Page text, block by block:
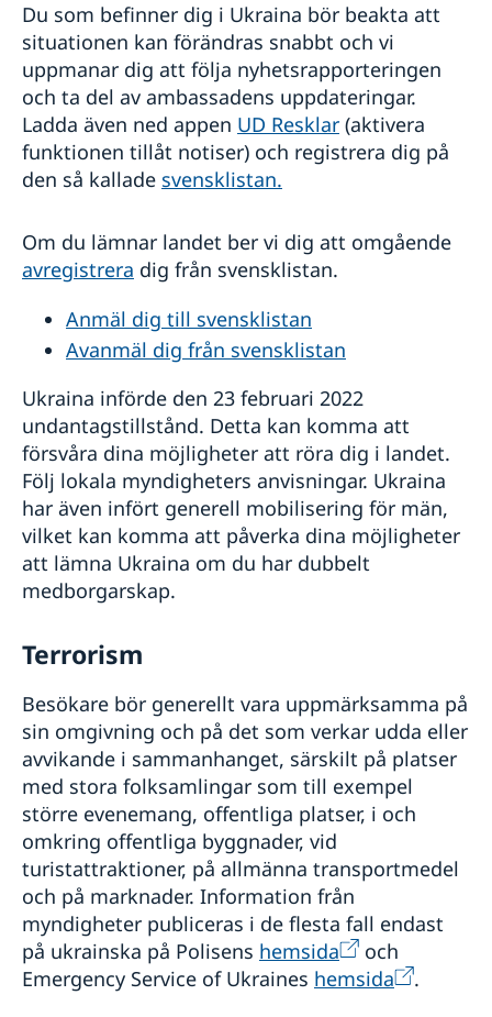
Du som befinner dig i Ukraina bör beakta att
situationen kan förändras snabbt och vi
uppmanar dig att följa nyhetsrapporteringen
och ta del av ambassadens uppdateringar.
Ladda även ned appen UD Resklar (aktivera
funktionen tillåt notiser) och registrera dig på
den så kallade svensklistan.
Om du lämnar landet ber vi dig att omgående
avregistrera dig från svensklistan.
Anmäl dig till svensklistan
Avanmäl dig från svensklistan
Ukraina införde den 23 februari 2022
undantagstillstånd. Detta kan komma att
försvåra dina möjligheter att röra dig i landet.
Följ lokala myndigheters anvisningar. Ukraina
har även infört generell mobilisering för män,
vilket kan komma att påverka dina möjligheter
att lämna Ukraina om du har dubbelt
medborgarskap.
Terrorism
Besökare bör generellt vara uppmärksamma på
sin omgivning och på det som verkar udda eller
avvikande i sammanhanget, särskilt på platser
med stora folksamlingar som till exempel
större evenemang, offentliga platser, i och
omkring offentliga byggnader, vid
turistattraktioner, på allmänna transportmedel
och på marknader. Information från
myndigheter publiceras i de flesta fall endast
på ukrainska på Polisens hemsida
och
Emergency Service of Ukraines hemsida .